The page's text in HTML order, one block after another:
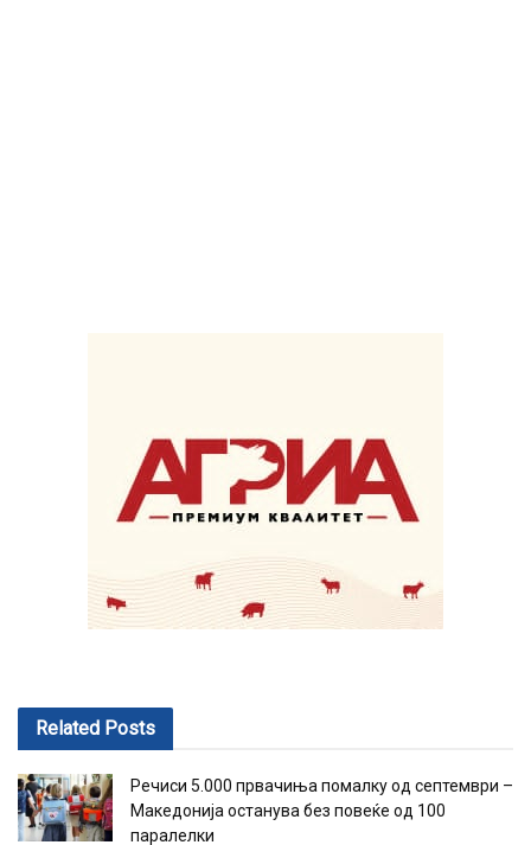
Related Posts
Речиси 5.000 првачиња помалку од септември –
Македонија останува без повеќе од 100
паралелки